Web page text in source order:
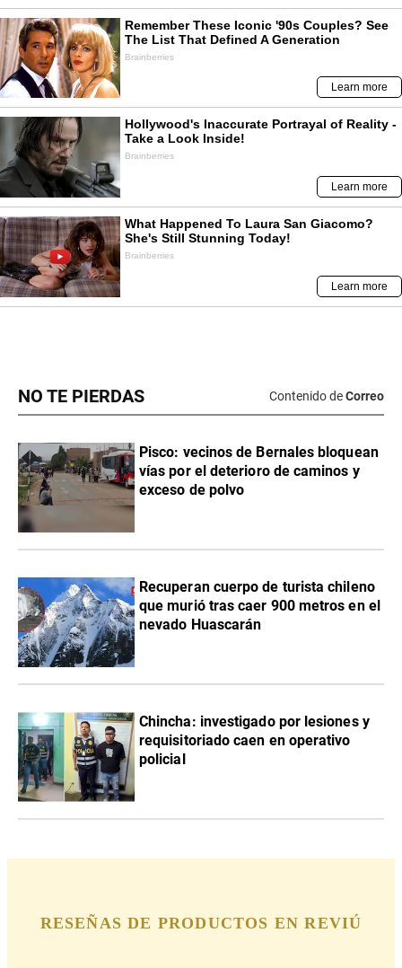
NO TE PIERDAS Contenido deCorreo
Pisco: vecinos de Bernales bloquean
vías por el deterioro de caminos y
exceso de polvo
Recuperan cuerpo de turista chileno
que murió tras caer 900 metros en el
nevado Huascarán
Chincha: investigado por lesiones y
requisitoriado caen en operativo
policial